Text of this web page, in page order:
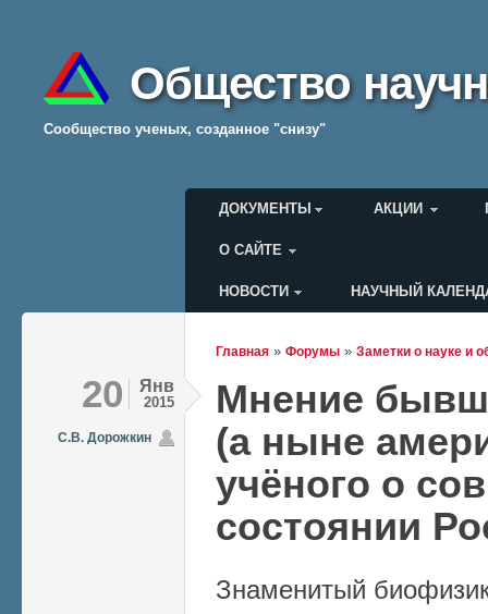
Общество
Cообщество ученых, созданное "снизу"
Главное меню
ДОКУМЕНТЫ АКЦИИ
О САЙТЕ
Меню пользователя
НОВОСТИ НАУЧНЫЙ
Главная » Форумы » Заметки о науке и
20 Янв
2015
С.В. Дорожкин
Мнение
(а ныне
учёного о
состоянии
Знаменитый